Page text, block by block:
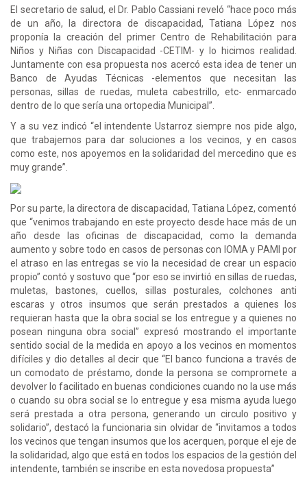
El secretario de salud, el Dr. Pablo Cassiani reveló “hace poco más
de un año, la directora de discapacidad, Tatiana López nos
proponía la creación del primer Centro de Rehabilitación para
Niños y Niñas con Discapacidad -CETIM- y lo hicimos realidad.
Juntamente con esa propuesta nos acercó esta idea de tener un
Banco de Ayudas Técnicas -elementos que necesitan las
personas, sillas de ruedas, muleta cabestrillo, etc- enmarcado
dentro de lo que sería una ortopedia Municipal”.
Y a su vez indicó “el intendente Ustarroz siempre nos pide algo,
que trabajemos para dar soluciones a los vecinos, y en casos
como este, nos apoyemos en la solidaridad del mercedino que es
muy grande”.
Por su parte, la directora de discapacidad, Tatiana López, comentó
que “venimos trabajando en este proyecto desde hace más de un
año desde las oficinas de discapacidad, como la demanda
aumento y sobre todo en casos de personas con IOMA y PAMI por
el atraso en las entregas se vio la necesidad de crear un espacio
propio” contó y sostuvo que “por eso se invirtió en sillas de ruedas,
muletas, bastones, cuellos, sillas posturales, colchones anti
escaras y otros insumos que serán prestados a quienes los
requieran hasta que la obra social se los entregue y a quienes no
posean ninguna obra social” expresó mostrando el importante
sentido social de la medida en apoyo a los vecinos en momentos
difíciles y dio detalles al decir que “El banco funciona a través de
un comodato de préstamo, donde la persona se compromete a
devolver lo facilitado en buenas condiciones cuando no la use más
o cuando su obra social se lo entregue y esa misma ayuda luego
será prestada a otra persona, generando un circulo positivo y
solidario”, destacó la funcionaria sin olvidar de “invitamos a todos
los vecinos que tengan insumos que los acerquen, porque el eje de
la solidaridad, algo que está en todos los espacios de la gestión del
intendente, también se inscribe en esta novedosa propuesta”